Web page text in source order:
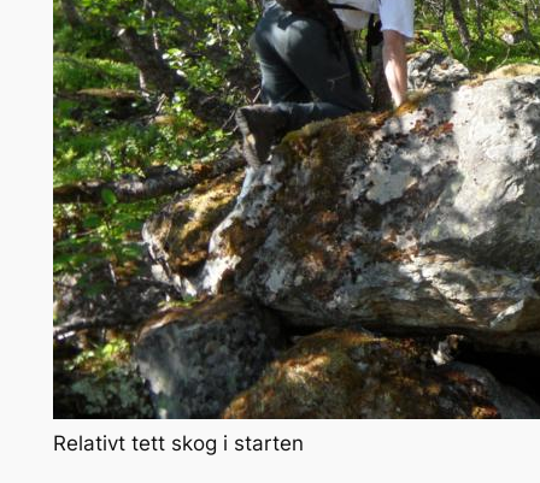
Relativt tett skog i starten